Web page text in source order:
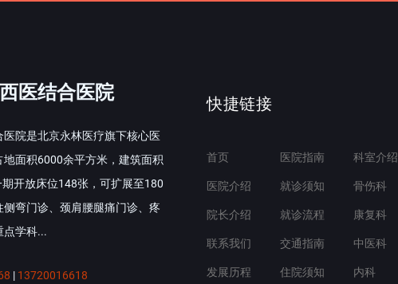
医结合医院
院是北京永林医疗旗下核心医
面积6000余平方米，建筑面积
开放床位148张，可扩展至180
弯门诊、颈肩腰腿痛门诊、疼
点学科...
| 13720016618
快捷链接
首页
医院介绍
院长介绍
联系我们
发展历程
医院指南
就诊须知
就诊流程
交通指南
住院须知
科室介绍
骨伤科
康复科
中医科
内科